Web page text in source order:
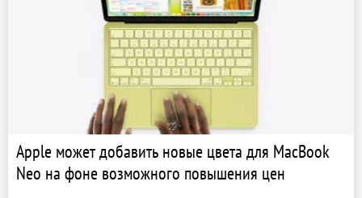
Apple может добавить новые цвета для MacBook
Neo на фоне возможного повышения цен